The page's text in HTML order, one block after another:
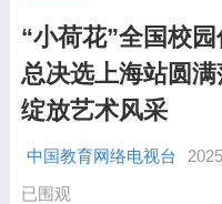
“小荷花”全国校
总决选上海站圆
绽放艺术风采
中国教育网络电视台
已围观